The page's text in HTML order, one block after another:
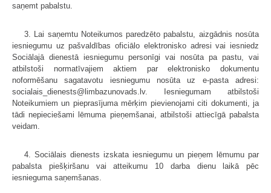
saņemt pabalstu.
3. Lai saņemtu Noteikumos paredzēto pabalstu, aizgādnis nosūta
iesniegumu uz pašvaldības oficiālo elektronisko adresi vai iesniedz
Sociālajā dienestā iesniegumu personīgi vai nosūta pa pastu, vai
atbilstoši normatīvajiem aktiem par elektronisko dokumentu
noformēšanu sagatavotu iesniegumu nosūta uz e-pasta adresi:
socialais_dienests@limbazunovads.lv. Iesniegumam atbilstoši
Noteikumiem un pieprasījuma mērķim pievienojami citi dokumenti, ja
tādi nepieciešami lēmuma pieņemšanai, atbilstoši attiecīgā pabalsta
veidam.
4. Sociālais dienests izskata iesniegumu un pieņem lēmumu par
pabalsta piešķiršanu vai atteikumu 10 darba dienu laikā pēc
iesnieguma saņemšanas.